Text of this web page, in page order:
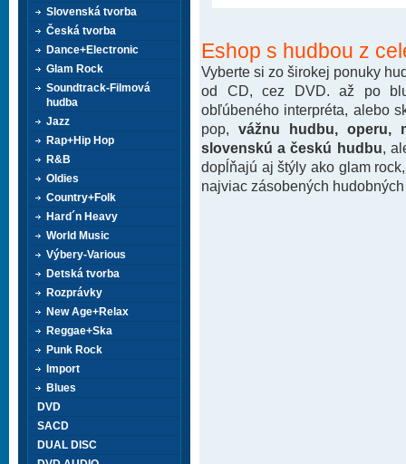
Eshop s hudbou z
Vyberte si zo širokej ponuky
od CD, cez DVD. až po
obľúbeného interpréta, alebo
pop, vážnu hudbu, operu,
slovenskú a českú hudbu ,
dopĺňajú aj štýly ako glam
najviac zásobených
Slovenská tvorba
Česká tvorba
Dance+Electronic
Glam Rock
Soundtrack-Filmová
hudba
Jazz
Rap+Hip Hop
R&B
Oldies
Country+Folk
Hard´n Heavy
World Music
Výbery-Various
Detská tvorba
Rozprávky
New Age+Relax
Reggae+Ska
Punk Rock
Import
Blues
DVD
SACD
DUAL DISC